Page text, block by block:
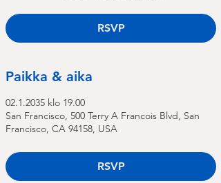
RSVP
Paikka & aika
02.1.2035 klo 19.00
San Francisco, 500 Terry A Francois Blvd, San
Francisco, CA 94158, USA
RSVP